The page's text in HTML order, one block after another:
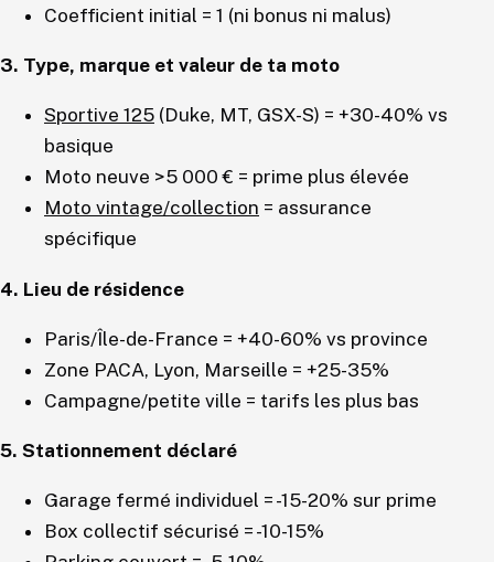
Coefficient initial = 1 (ni bonus ni malus)
3. Type, marque et valeur de ta moto
Sportive 125 (Duke, MT, GSX-S) = +30-40% vs
basique
Moto neuve >5 000 € = prime plus élevée
Moto vintage/collection = assurance
spécifique
4. Lieu de résidence
Paris/Île-de-France = +40-60% vs province
Zone PACA, Lyon, Marseille = +25-35%
Campagne/petite ville = tarifs les plus bas
5. Stationnement déclaré
Garage fermé individuel = -15-20% sur prime
Box collectif sécurisé = -10-15%